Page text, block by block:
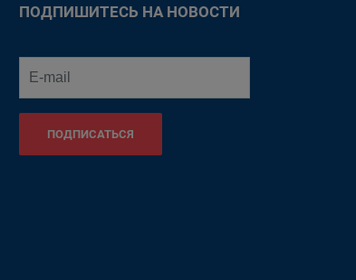
ПОДПИШИТЕСЬ НА НОВОСТИ
ПОДПИСАТЬСЯ